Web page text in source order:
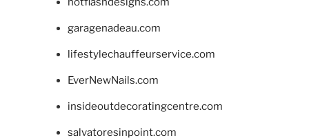
garagenadeau.com
lifestylechauffeurservice.com
EverNewNails.com
insideoutdecoratingcentre.com
salvatoresinpoint.com